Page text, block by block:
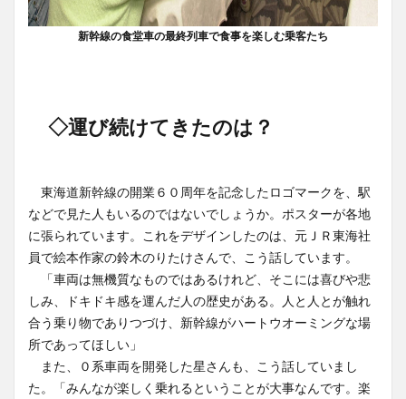
新幹線の食堂車の最終列車で食事を楽しむ乗客たち
◇運び続けてきたのは？
東海道新幹線の開業６０周年を記念したロゴマークを、駅
などで見た人もいるのではないでしょうか。ポスターが各地
に張られています。これをデザインしたのは、元ＪＲ東海社
員で絵本作家の鈴木のりたけさんで、こう話しています。
「車両は無機質なものではあるけれど、そこには喜びや悲
しみ、ドキドキ感を運んだ人の歴史がある。人と人とが触れ
合う乗り物でありつづけ、新幹線がハートウオーミングな場
所であってほしい」
また、０系車両を開発した星さんも、こう話していまし
た。「みんなが楽しく乗れるということが大事なんです。楽